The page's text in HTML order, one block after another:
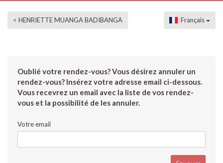
< HENRIETTE MUANGA BADIBANGA Français
Oublié votre rendez-vous? Vous désirez annuler un
rendez-vous? Insérez votre adresse email ci-dessous.
Vous recevrez un email avec la liste de vos rendez-
vous et la possibilité de les annuler.
Votre email